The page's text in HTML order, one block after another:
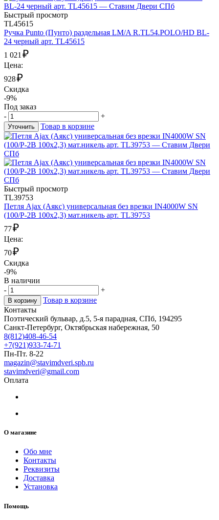
Быстрый просмотр
TL45615
Ручка Punto (Пунто) раздельная LM/A R.TL54.POLO/HD BL-
24 черный арт. TL45615
1 021₽
Цена:
928₽
Скидка
-9%
Под заказ
-
+
Уточнить Товар в корзине
Быстрый просмотр
TL39753
Петля Ajax (Аякс) универсальная без врезки IN4000W SN
(100/P-2B 100x2,3) мат.никель арт. TL39753
77₽
Цена:
70₽
Скидка
-9%
В наличии
-
+
В корзину
Товар в корзине
Контакты
Поэтический бульвар, д.5, 5-я парадная, СПб, 194295
Санкт-Петербург, Октябрьская набережная, 50
8(812)408-46-54
+7(921)933-74-71
Пн-Пт. 8-22
magazin@stavimdveri.spb.ru
stavimdveri@gmail.com
Оплата
О магазине
Обо мне
Контакты
Реквизиты
Доставка
Установка
Помощь